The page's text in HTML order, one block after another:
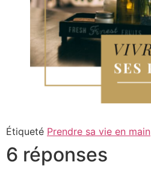
Étiqueté Prendre sa vie en main
6 réponses